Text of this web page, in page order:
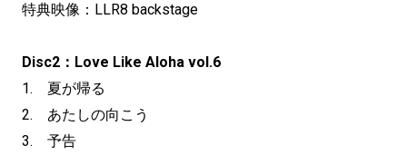
特典映像：LLR8 backstage
Disc2：Love Like Aloha vol.6
1. 夏が帰る
2. あたしの向こう
3. 予告